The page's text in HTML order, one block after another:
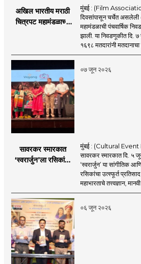
अखिल भारतीय मराठी
चित्रपट महामंडळाच्या
अटीतटीच्या लढतीत
महामंडळाची निवडणूक
संपन्न
मुंबई : (Film
दिवसांपासून चर्चेत
महामंडळाची पंचवार्षिक
झाली. या निवडणूकीत दि.
१६९८ मतदारांनी
०७ जून २०२६
सावरकर स्मारकात
‘स्वरार्जुन’ला रसिकांची
मुंबई : (Cultural Event
सावरकर स्मारकात दि. ५
‘स्वरार्जुन’ या सांगीतिक
रसिकांचा उत्स्फूर्त
महाभारताचे तत्त्वज्ञान,
०६ जून २०२६